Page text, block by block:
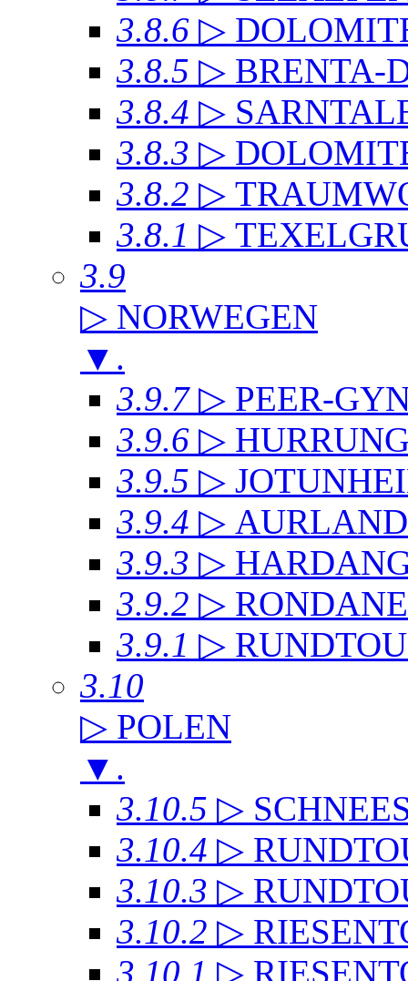
3.8.6 ▷
3.8.5 ▷ BRENTA-
3.8.4 ▷
3.8.3 ▷
3.8.2 ▷
3.8.1 ▷
3.9
▷ NORWEGEN
▼ .
3.9.7 ▷ PEER-
3.9.6 ▷
3.9.5 ▷
3.9.4 ▷
3.9.3 ▷
3.9.2 ▷
3.9.1 ▷
3.10
▷ POLEN
▼ .
3.10.5 ▷
3.10.4 ▷
3.10.3 ▷
3.10.2 ▷
3.10.1 ▷